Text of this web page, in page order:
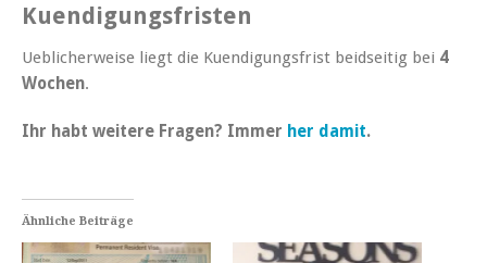
Kuendigungsfristen
Ueblicherweise liegt die Kuendigungsfrist beidseitig bei 4
Wochen.
Ihr habt weitere Fragen? Immer her damit.
Ähnliche Beiträge